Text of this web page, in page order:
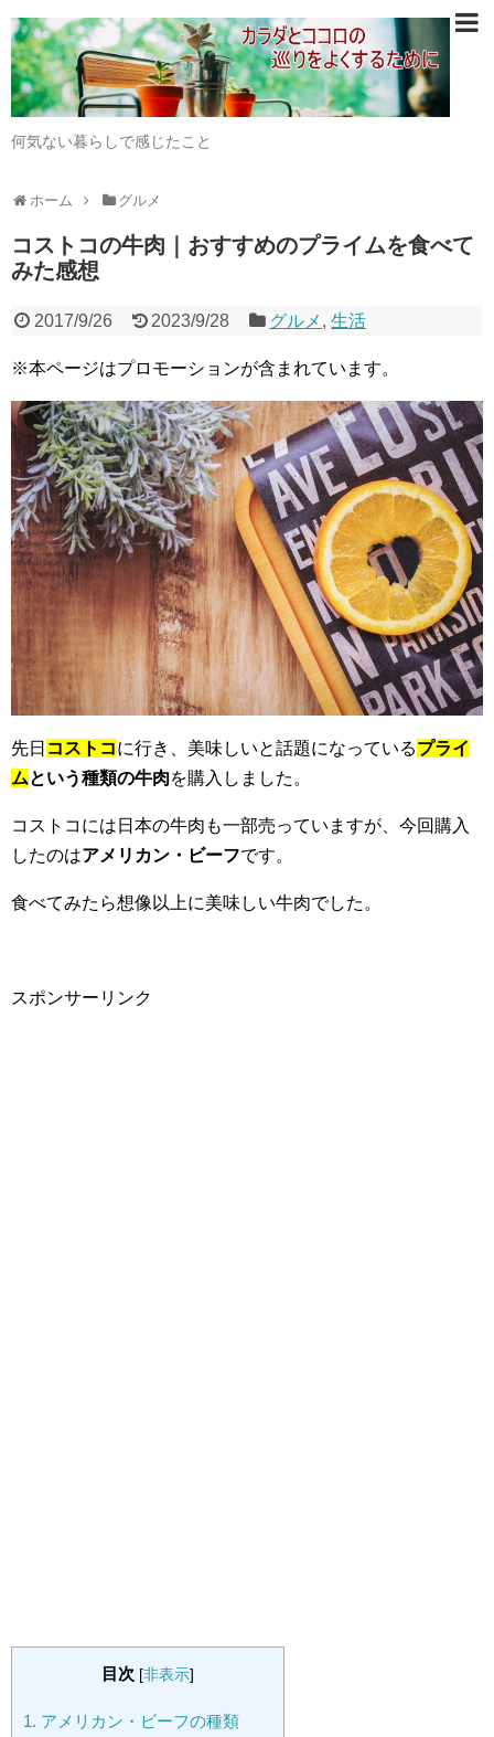
何気ない暮らしで感じたこと
ホーム グルメ
コストコの牛肉｜おすすめのプライムを食べて
みた感想
2017/9/26 2023/9/28 グルメ ,生活
※本ページはプロモーションが含まれています。
先日 コストコに行き、美味しいと話題になっているプライ
ムという種類の牛肉を購入しました。
コストコには日本の牛肉も一部売っていますが、今回購入
したのはアメリカン・ビーフです。
食べてみたら想像以上に美味しい牛肉でした。
スポンサーリンク
目次 [非表示]
1. アメリカン・ビーフの種類